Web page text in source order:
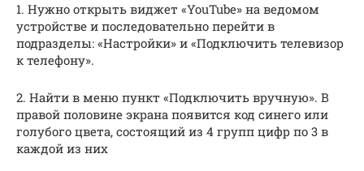
1. Нужно открыть виджет «YouTube» на ведомом
устройстве и последовательно перейти в
подразделы: «Настройки» и «Подключить телевизор
к телефону».
2. Найти в меню пункт «Подключить вручную». В
правой половине экрана появится код синего или
голубого цвета, состоящий из 4 групп цифр по 3 в
каждой из них